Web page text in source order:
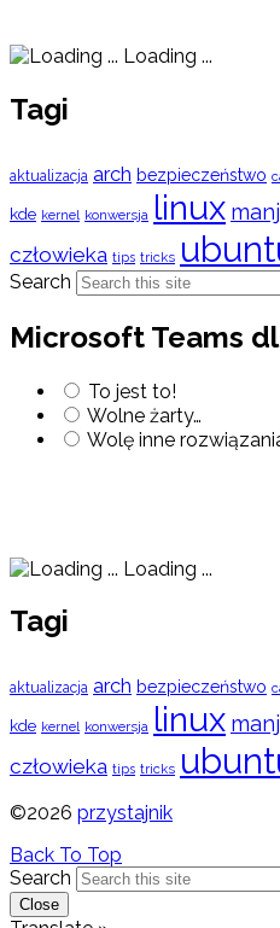
Loading ...
Tagi
aktualizacja arch bezpieczeństwo
kde kernel konwersja linux
człowieka tips tricks
Search
Microsoft Teams
To jest to!
Wolne żarty…
Wolę inne
Loading ...
Tagi
aktualizacja arch bezpieczeństwo
kde kernel konwersja linux
człowieka tips tricks
©2026 przystajnik
Back To Top
Search
Close